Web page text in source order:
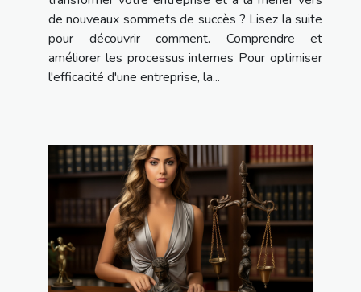
de nouveaux sommets de succès ? Lisez la suite
pour découvrir comment. Comprendre et
améliorer les processus internes Pour optimiser
l'efficacité d'une entreprise, la...